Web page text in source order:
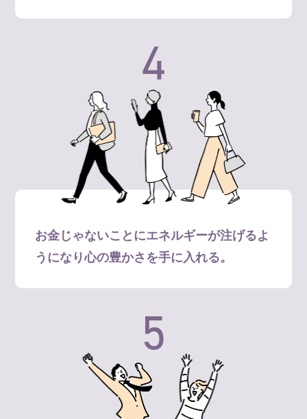
4
お金じゃないことにエネルギーが注げるよ
うになり心の豊かさを手に入れる。
5